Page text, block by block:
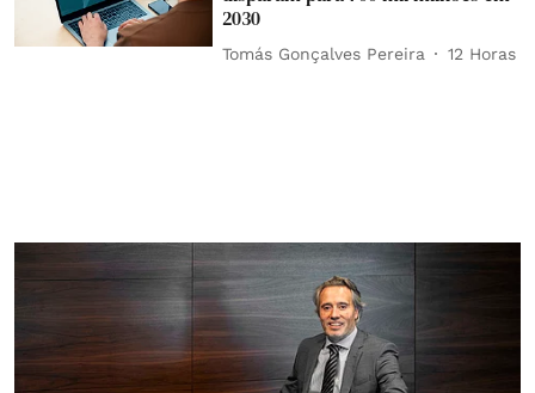
2030
Tomás Gonçalves Pereira 12 Horas